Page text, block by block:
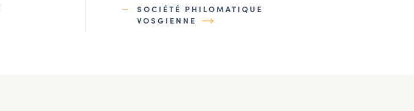
SOCIÉTÉ PHILOMATIQUE
VOSGIENNE